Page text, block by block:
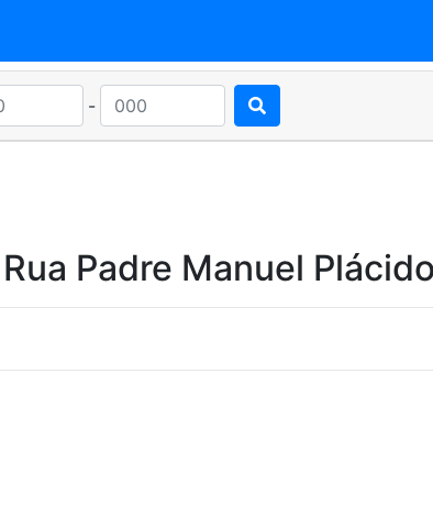
-
Padre Manuel Plácido